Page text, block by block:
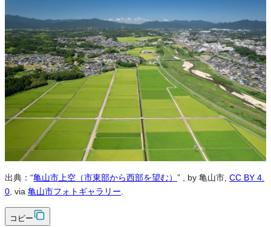
※本サイトの も適用されます。
営利利用
可
改変
クレジット表記
必須
クレジット表記例
出典：“亀山市上空（市東部から西部を望む） ” , by 亀山市, CC BY 4.
0 , via 亀山市フォトギャラリー
コピー